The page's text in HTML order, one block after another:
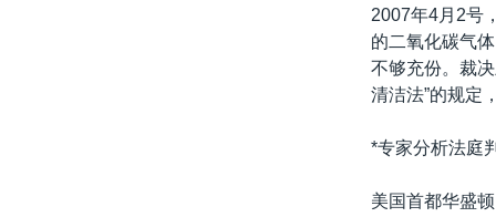
2007年4月2号
的二氧化碳气
不够充份。裁
清洁法”的规定
*专家分析法庭
美国首都华盛